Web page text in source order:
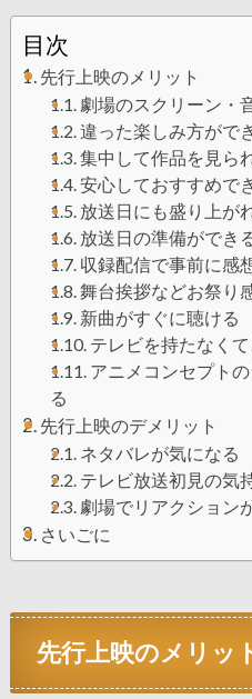
目次
先行上映のメリット
劇場のスクリーン・
違った楽しみ方がで
集中して作品を見ら
安心しておすすめで
放送日にも盛り上が
放送日の準備ができ
収録配信で事前に感
舞台挨拶などお祭り
新曲がすぐに聴ける
テレビを持たなく
アニメコンセプト
る
先行上映のデメリット
ネタバレが気になる
テレビ放送初見の気
劇場でリアクション
さいごに
先行上映のメリッ